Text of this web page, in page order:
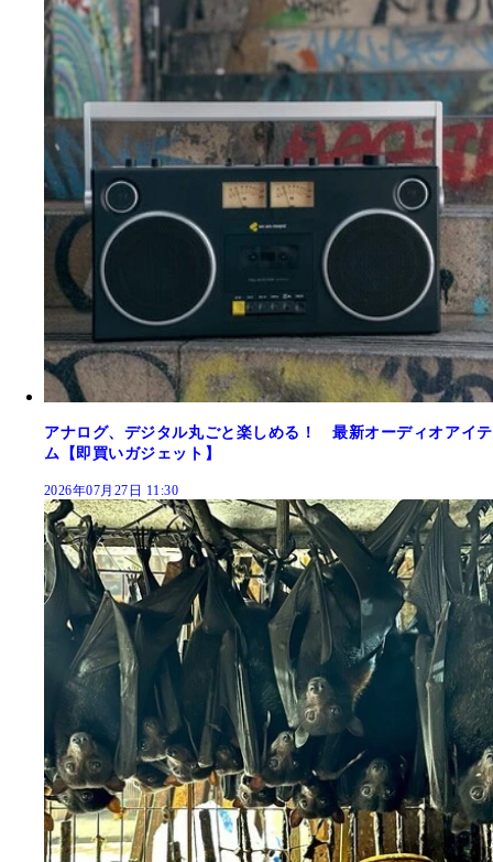
アナログ、デジタル丸ごと楽しめる！ 最新オーディオアイテ
ム【即買いガジェット】
2026年07月27日 11:30